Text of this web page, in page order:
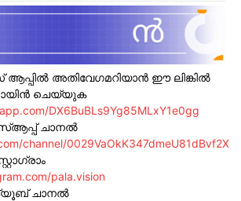
അതിവേഗമറിയാൻ ഈ ലിങ്കിൽ
ചെയ്യുക
DX6BuBLs9Yg85MLxY1e0gg
ചാനൽ
channel/0029VaOkK347dmeU81dBvf2X
pala.vision
ചാനൽ